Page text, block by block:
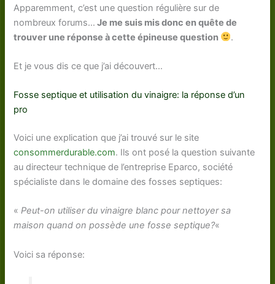
Apparemment, c’est une question régulière sur de
nombreux forums… Je me suis mis donc en quête de
trouver une réponse à cette épineuse question
.
Et je vous dis ce que j’ai découvert…
Fosse septique et utilisation du vinaigre: la réponse d’un
pro
Voici une explication que j’ai trouvé sur le site
consommerdurable.com. Ils ont posé la question suivante
au directeur technique de l’entreprise Eparco, société
spécialiste dans le domaine des fosses septiques:
«Peut-on utiliser du vinaigre blanc pour nettoyer sa
maison quand on possède une fosse septique?«
Voici sa réponse: